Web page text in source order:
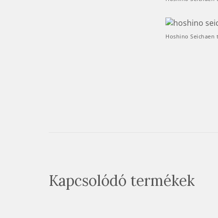
Hoshino Seichaen
Kapcsolódó termékek